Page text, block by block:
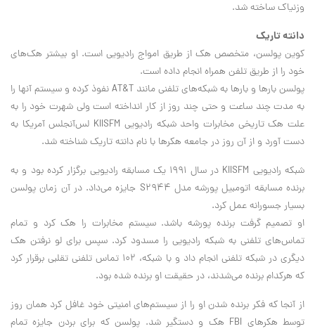
وزنیاک ساخته شد.
دانته تاریک
کوین پولسن، متخصص هک از طریق امواج رادیویی است. او بیشتر هک‌های
خود را از طریق تلفن همراه انجام داده است.
پولسن بارها و بارها به شبکه‌های تلفنی مانند AT&T نفوذ کرده و سیستم آنها را
به مدت چند ساعت و حتی چند روز از کار انداخته است ولی شهرت خود را به
علت هک تاریخی مخابرات واحد شبکه رادیویی KIISFM لس‌آنجلس آمریکا به
دست آورد و از آن روز در جامعه هکرها با نام دانته تاریک شناخته شد.
شبکه رادیویی KIISFM در سال ۱۹۹۱ یک مسابقه رادیویی برگزار کرده بود و به
برنده مسابقه اتومبیل پورشه مدل S۲۹۴۴ جایزه می‌داد. در آن زمان پولسن
بسیار جسورانه عمل کرد.
او تصمیم گرفت برنده پورشه باشد. سیستم مخابرات را هک کرد و تمام
تماس‌های تلفنی به شبکه رادیویی را مسدود کرد. سپس برای لو نرفتن هک
دیگری در شبکه تلفنی انجام داد و با شبکه، ۱۰۲ تماس تلفنی تقلبی برقرار کرد
که هرکدام برنده می‌شدند، در حقیقت او برنده شده بود.
از آنجا که فکر برنده شدن او را از سیستم‌های امنیتی خود غافل کرد همان روز
توسط هکرهای FBI هک و دستگیر شد. پولسن که برای بردن جایزه تمام